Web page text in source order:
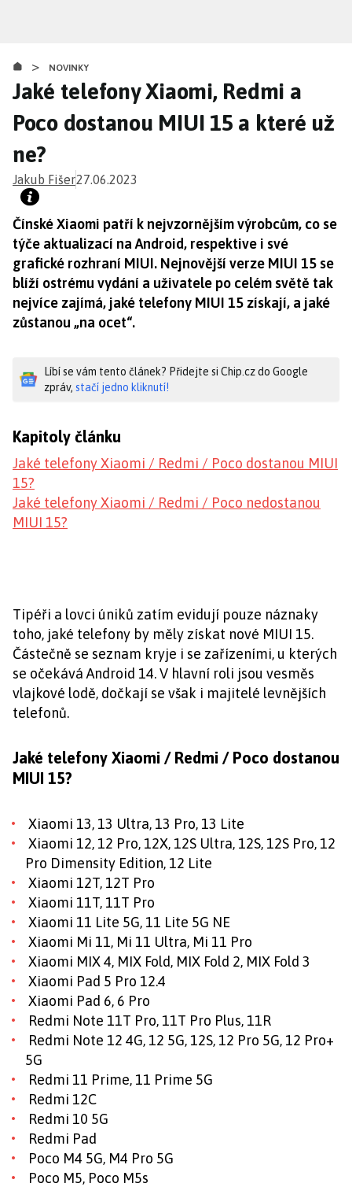
obsahu
> NOVINKY
Jaké telefony Xiaomi, Redmi a
Poco dostanou MIUI 15 a které už
ne?
Jakub Fišer27.06.2023
Čínské Xiaomi patří k nejvzornějším výrobcům, co se
týče aktualizací na Android, respektive i své
grafické rozhraní MIUI. Nejnovější verze MIUI 15 se
blíží ostrému vydání a uživatele po celém světě tak
nejvíce zajímá, jaké telefony MIUI 15 získají, a jaké
zůstanou „na ocet“.
Líbí se vám tento článek? Přidejte si Chip.cz do Google
zpráv, stačí jedno kliknutí!
Kapitoly článku
Jaké telefony Xiaomi / Redmi / Poco dostanou MIUI
15?
Jaké telefony Xiaomi / Redmi / Poco nedostanou
MIUI 15?
Tipéři a lovci úniků zatím evidují pouze náznaky
toho, jaké telefony by měly získat nové MIUI 15.
Částečně se seznam kryje i se zařízeními, u kterých
se očekává Android 14. V hlavní roli jsou vesměs
vlajkové lodě, dočkají se však i majitelé levnějších
telefonů.
Jaké telefony Xiaomi / Redmi / Poco dostanou
MIUI 15?
Xiaomi 13, 13 Ultra, 13 Pro, 13 Lite
Xiaomi 12, 12 Pro, 12X, 12S Ultra, 12S, 12S Pro, 12
Pro Dimensity Edition, 12 Lite
Xiaomi 12T, 12T Pro
Xiaomi 11T, 11T Pro
Xiaomi 11 Lite 5G, 11 Lite 5G NE
Xiaomi Mi 11, Mi 11 Ultra, Mi 11 Pro
Xiaomi MIX 4, MIX Fold, MIX Fold 2, MIX Fold 3
Xiaomi Pad 5 Pro 12.4
Xiaomi Pad 6, 6 Pro
Redmi Note 11T Pro, 11T Pro Plus, 11R
Redmi Note 12 4G, 12 5G, 12S, 12 Pro 5G, 12 Pro+
5G
Redmi 11 Prime, 11 Prime 5G
Redmi 12C
Redmi 10 5G
Redmi Pad
Poco M4 5G, M4 Pro 5G
Poco M5, Poco M5s